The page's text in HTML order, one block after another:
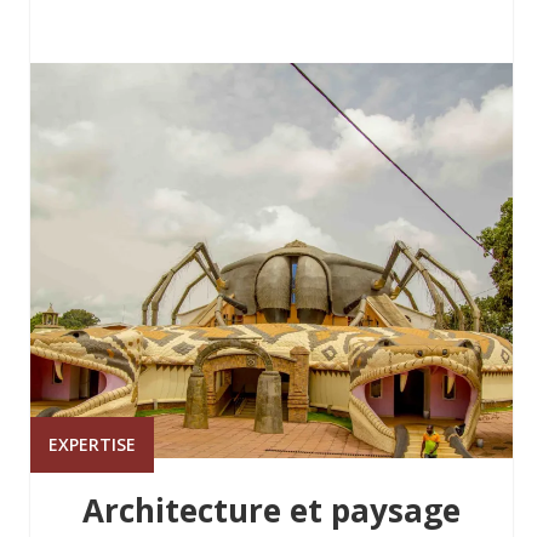
EXPERTISE
Architecture et paysage